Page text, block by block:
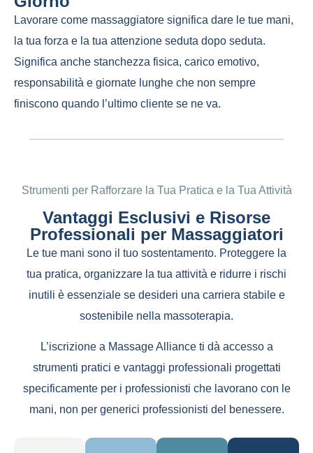
Lavorare come massaggiatore significa dare le tue mani,
la tua forza e la tua attenzione seduta dopo seduta.
Significa anche stanchezza fisica, carico emotivo,
responsabilità e giornate lunghe che non sempre
finiscono quando l’ultimo cliente se ne va.
Strumenti per Rafforzare la Tua Pratica e la Tua Attività
Vantaggi Esclusivi e Risorse
Professionali per Massaggiatori
Le tue mani sono il tuo sostentamento. Proteggere la
tua pratica, organizzare la tua attività e ridurre i rischi
inutili è essenziale se desideri una carriera stabile e
sostenibile nella massoterapia.
L’iscrizione a Massage Alliance ti dà accesso a
strumenti pratici e vantaggi professionali progettati
specificamente per i professionisti che lavorano con le
mani, non per generici professionisti del benessere.